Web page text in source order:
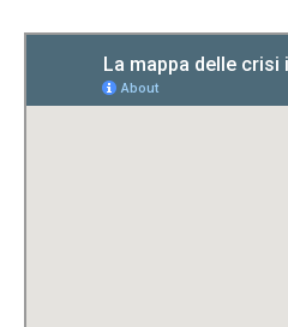
Tech
It